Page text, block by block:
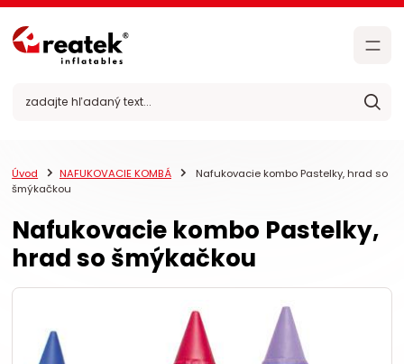
Úvod NAFUKOVACIE KOMBÁ
Nafukovacie kombo Pastelky, hrad so
šmýkačkou
Nafukovacie kombo Pastelky,
hrad so šmýkačkou